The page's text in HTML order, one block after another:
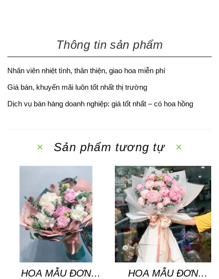
Thông tin sản phẩm
Nhân viên nhiệt tình, thân thiện, giao hoa miễn phí
Giá bán, khuyến mãi luôn tốt nhất thị trường
Dịch vụ bán hàng doanh nghiệp: giá tốt nhất – có hoa hồng
Sản phẩm tương tự
HOA MẪU ĐƠN
HOA MẪU ĐƠN